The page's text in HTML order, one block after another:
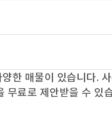
한 매물이 있습니다.
무료로 제안받을 수 있